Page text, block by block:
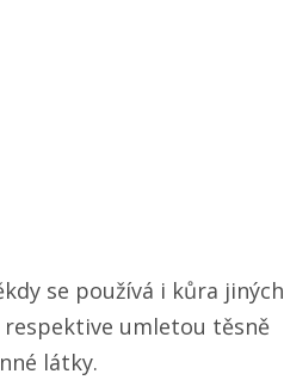
se používá i kůra jiných
umletou těsně
látky.